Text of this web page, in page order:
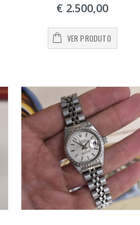
€ 2.500,00
VER PRODUTO
PANERAI
Luminor
Chrono GMT
€ 13.000,00
TIFFANY & Co
Fio com
pendente